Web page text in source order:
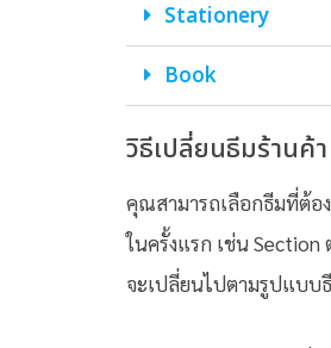
Stationery
Book
วิธีเปลี่ยนธีมร้านค้า
คุณสามารถเลือกธีมที่ต้อ
ในครั้งแรก เช่น
จะเปลี่ยนไปตามรูปแบ